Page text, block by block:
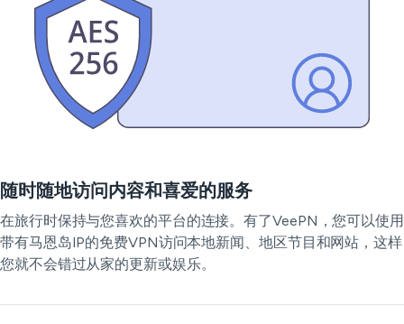
随时随地访问内容和喜爱的服务
在旅行时保持与您喜欢的平台的连接。有了VeePN，您可以使用
带有马恩岛IP的免费VPN访问本地新闻、地区节目和网站，这样
您就不会错过从家的更新或娱乐。